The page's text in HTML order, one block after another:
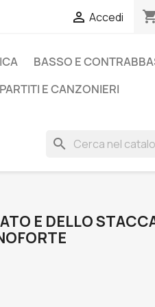
 Accedi
BASSO E
E CANZONIERI
search
E DELLO